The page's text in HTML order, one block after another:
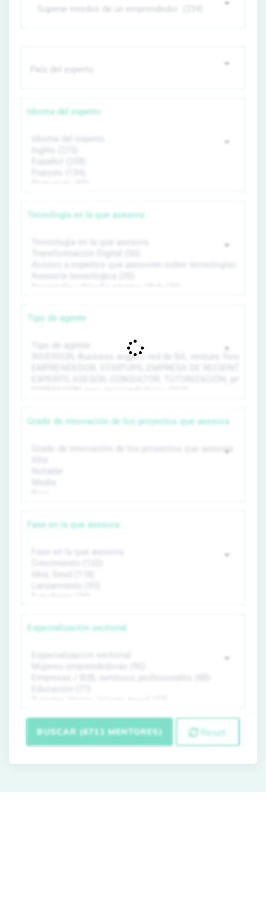
Idioma del experto
Tecnología en la que asesora
Tipo de agente
Grado de innovación de los proyectos que asesora
Fase en la que asesora
Especialización sectorial
BUSCAR (6711 MENTORES) Reset